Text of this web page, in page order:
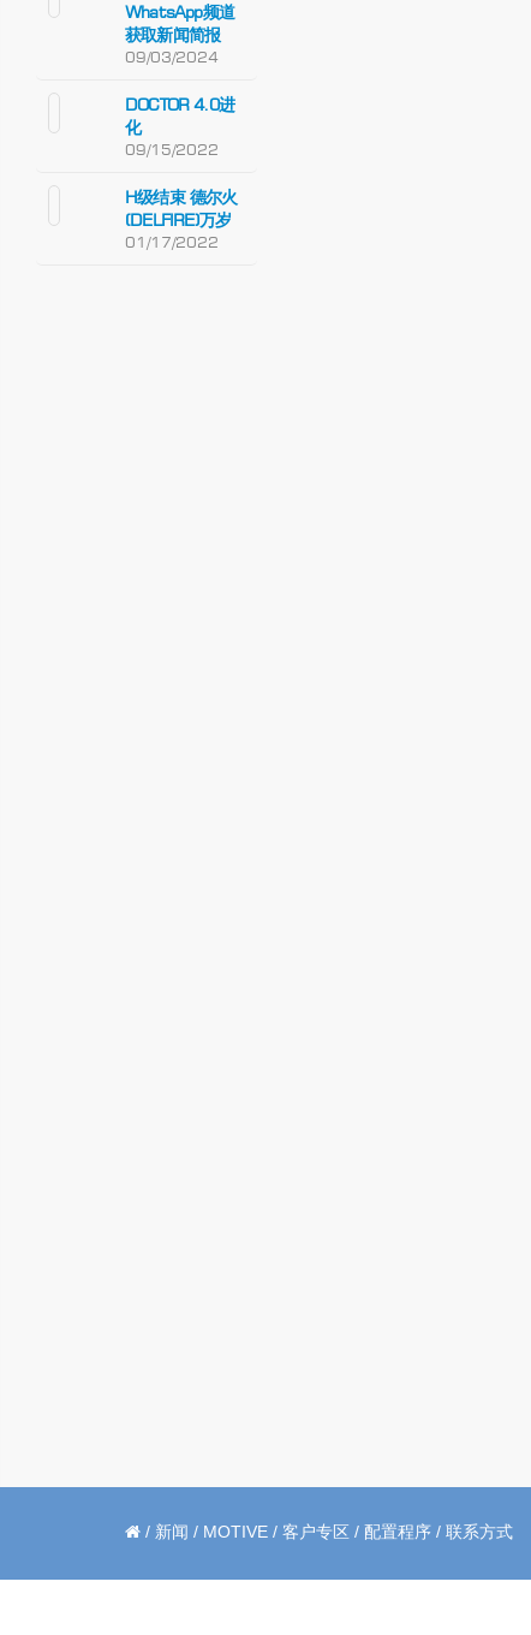
WhatsApp频道
获取新闻简报
09/03/2024
DOCTOR 4.0进
化
09/15/2022
H级结束 德尔火
(DELFIRE)万岁
01/17/2022
/ 新闻 / MOTIVE / 客户专区 / 配置程序 / 联系方式